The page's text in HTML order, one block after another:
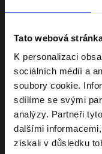
Tato webová
K personalizaci
sociálních médií a
soubory cookie.
sdílíme se svými
analýzy. Partneři
dalšími
získali v důsledku